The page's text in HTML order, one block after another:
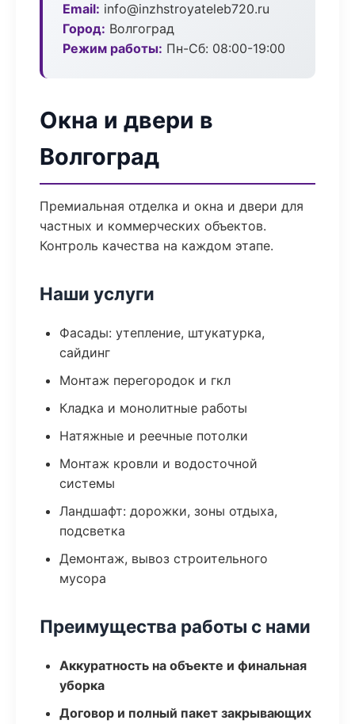
Email: info@inzhstroyateleb720.ru
Город: Волгоград
Режим работы: Пн-Сб: 08:00-19:00
Окна и двери в
Волгоград
Премиальная отделка и окна и двери для
частных и коммерческих объектов.
Контроль качества на каждом этапе.
Наши услуги
Фасады: утепление, штукатурка,
сайдинг
Монтаж перегородок и гкл
Кладка и монолитные работы
Натяжные и реечные потолки
Монтаж кровли и водосточной
системы
Ландшафт: дорожки, зоны отдыха,
подсветка
Демонтаж, вывоз строительного
мусора
Преимущества работы с нами
Аккуратность на объекте и финальная
уборка
Договор и полный пакет закрывающих